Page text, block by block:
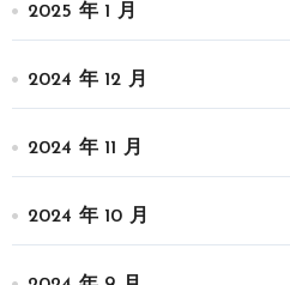
2025 年 1 月
2024 年 12 月
2024 年 11 月
2024 年 10 月